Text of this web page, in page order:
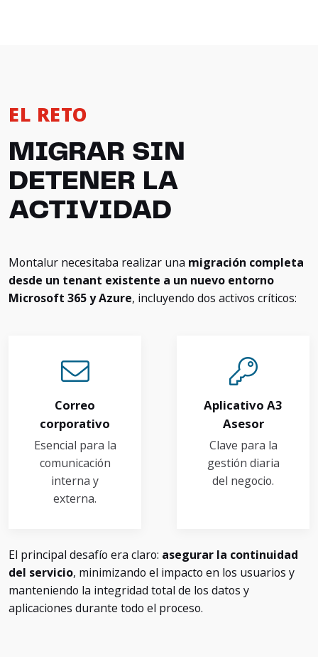
EL RETO
MIGRAR SIN
DETENER LA
ACTIVIDAD
Montalur necesitaba realizar una migración completa
desde un tenant existente a un nuevo entorno
Microsoft 365 y Azure, incluyendo dos activos críticos:
Correo
corporativo
Esencial para la
comunicación
interna y
externa.
Aplicativo A3
Asesor
Clave para la
gestión diaria
del negocio.
El principal desafío era claro: asegurar la continuidad
del servicio, minimizando el impacto en los usuarios y
manteniendo la integridad total de los datos y
aplicaciones durante todo el proceso.